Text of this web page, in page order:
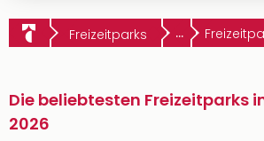
Freizeitparks ...
Die beliebtesten Freizeitparks
2026